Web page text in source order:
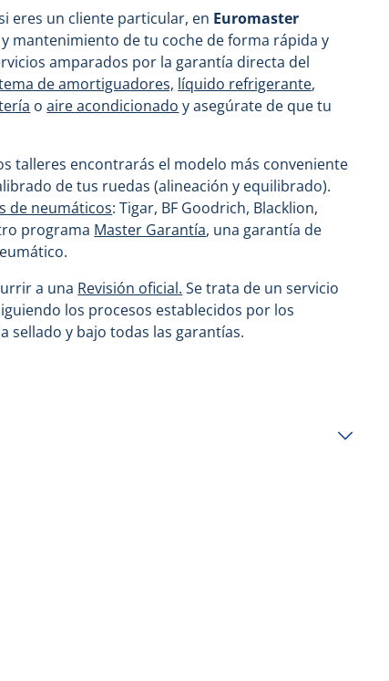
eres un cliente particular, en Euromaster
mantenimiento de tu coche de forma rápida y
amparados por la garantía directa del
de amortiguadores, líquido refrigerante,
oaire acondicionado y asegúrate de que tu
talleres encontrarás el modelo más conveniente
de tus ruedas (alineación y equilibrado).
de neumáticos: Tigar, BF Goodrich, Blacklion,
programa Master Garantía, una garantía de
a una Revisión oficial. Se trata de un servicio
los procesos establecidos por los
y bajo todas las garantías.